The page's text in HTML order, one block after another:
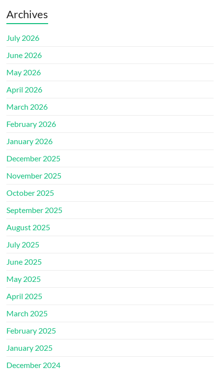
Archives
July 2026
June 2026
May 2026
April 2026
March 2026
February 2026
January 2026
December 2025
November 2025
October 2025
September 2025
August 2025
July 2025
June 2025
May 2025
April 2025
March 2025
February 2025
January 2025
December 2024